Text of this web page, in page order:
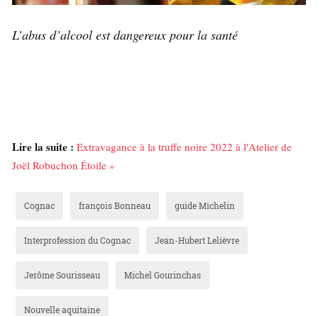
L’abus d’alcool est dangereux pour la santé
Lire la suite : Extravagance à la truffe noire 2022 à l'Atelier de
Joël Robuchon Étoile »
Cognac françois Bonneau guide Michelin
Interprofession du Cognac Jean-Hubert Lelièvre
Jerôme Sourisseau Michel Gourinchas
Nouvelle aquitaine